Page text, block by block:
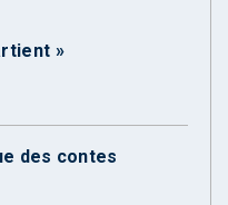
»
des contes